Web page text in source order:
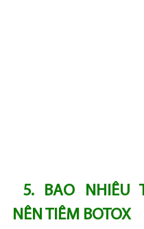
5. BAO NHIÊU
NÊN TIÊM BOTOX